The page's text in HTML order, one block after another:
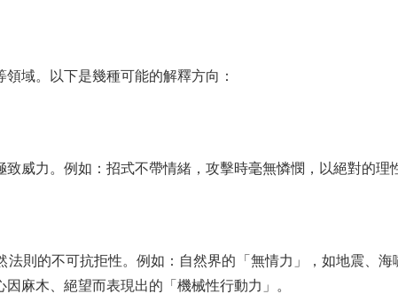
域。以下是幾種可能的解釋方向：
力。例如：招式不帶情緒，攻擊時毫無憐憫，以絕對的理
的不可抗拒性。例如：自然界的「無情力」，如地震、海
麻木、絕望而表現出的「機械性行動力」。